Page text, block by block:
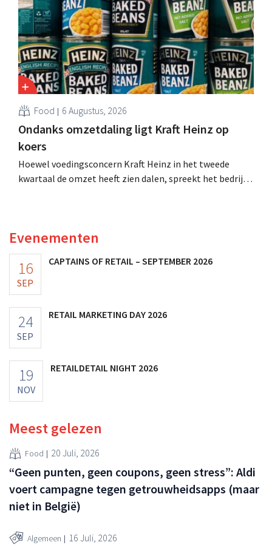
Food 6 Augustus, 2026
Ondanks omzetdaling ligt Kraft Heinz op
koers
Hoewel voedingsconcern Kraft Heinz in het tweede
kwartaal de omzet heeft zien dalen, spreekt het bedrijf
Evenementen
16
SEP
CAPTAINS OF RETAIL – SEPTEMBER 2026
24
SEP
RETAIL MARKETING DAY 2026
19
NOV
RETAILDETAIL NIGHT 2026
Meest gelezen
Food 20 Juli, 2026
“Geen punten, geen coupons, geen stress”: Aldi
voert campagne tegen getrouwheidsapps (maar
niet in België)
Algemeen 16 Juli, 2026